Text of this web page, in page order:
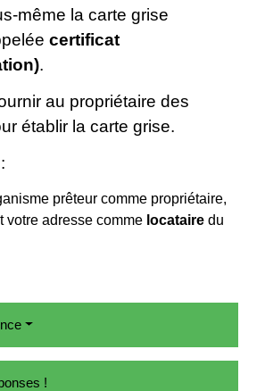
même la carte grise
certificat
.
au propriétaire des
établir la carte grise.
prêteur comme propriétaire,
votre adresse comme locataire du
!